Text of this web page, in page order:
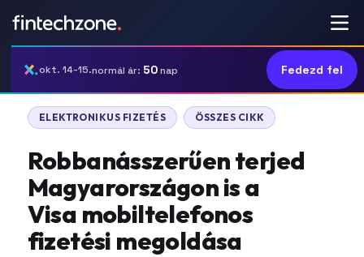
okt. 14-15.normál ár: 50nap Fedezd fel
ELEKTRONIKUS FIZETÉS ÖSSZES CIKK
Robbanásszerűen terjed
Magyarországon is a
Visa mobiltelefonos
fizetési megoldása